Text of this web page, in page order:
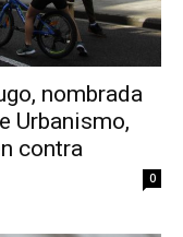
nombrada
Urbanismo,
contra
0